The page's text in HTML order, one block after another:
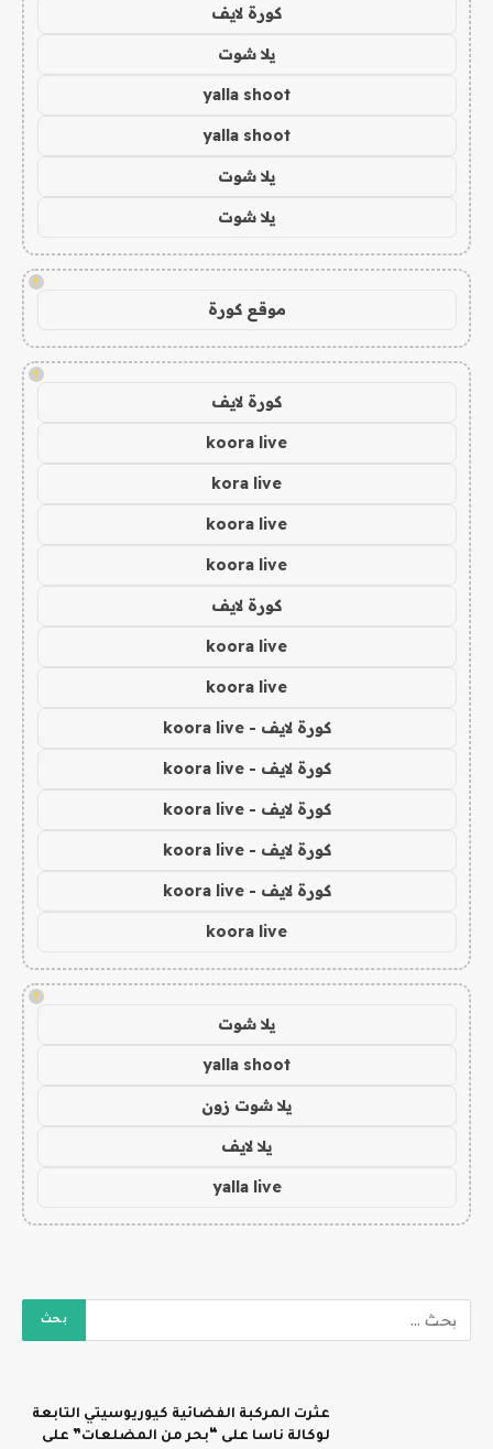
كورة لايف
يلا شوت
yalla shoot
yalla shoot
يلا شوت
يلا شوت
!
موقع كورة
!
كورة لايف
koora live
kora live
koora live
koora live
كورة لايف
koora live
koora live
كورة لايف - koora live
كورة لايف - koora live
كورة لايف - koora live
كورة لايف - koora live
كورة لايف - koora live
koora live
!
يلا شوت
yalla shoot
يلا شوت زون
يلا لايف
yalla live
عثرت المركبة الفضائية كيوريوسيتي التابعة
لوكالة ناسا على “بحر من المضلعات” على